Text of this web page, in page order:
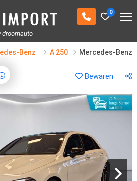
0
droomauto
Benz A 250 Mercedes-Benz
Bewaren